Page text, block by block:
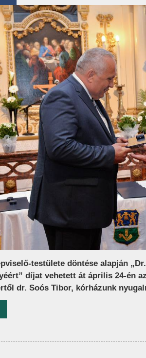
testülete döntése alapján
díjat vehetett át április 24-én
dr. Soós Tibor, kórházunk